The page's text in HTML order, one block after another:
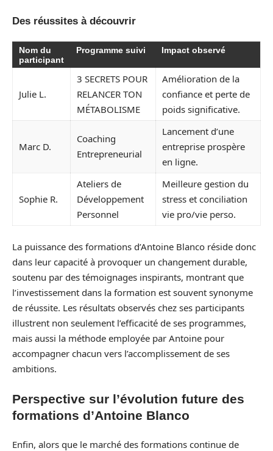
Des réussites à découvrir
Nom du
participant
Programme suivi Impact observé
Julie L.
3 SECRETS POUR
RELANCER TON
MÉTABOLISME
Amélioration de la
confiance et perte de
poids significative.
Marc D.
Coaching
Entrepreneurial
Lancement d’une
entreprise prospère
en ligne.
Sophie R.
Ateliers de
Développement
Personnel
Meilleure gestion du
stress et conciliation
vie pro/vie perso.
La puissance des formations d’Antoine Blanco réside donc
dans leur capacité à provoquer un changement durable,
soutenu par des témoignages inspirants, montrant que
l’investissement dans la formation est souvent synonyme
de réussite. Les résultats observés chez ses participants
illustrent non seulement l’efficacité de ses programmes,
mais aussi la méthode employée par Antoine pour
accompagner chacun vers l’accomplissement de ses
ambitions.
Perspective sur l’évolution future des
formations d’Antoine Blanco
Enfin, alors que le marché des formations continue de